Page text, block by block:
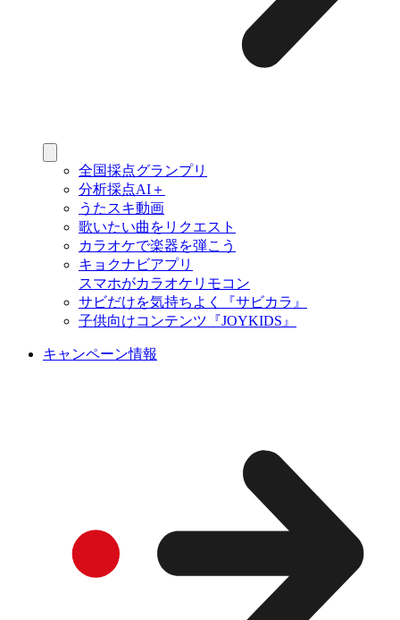
全国採点グランプリ
分析採点AI＋
うたスキ動画
歌いたい曲をリクエスト
カラオケで楽器を弾こう
キョクナビアプリ
スマホがカラオケリモコン
サビだけを気持ちよく『サビカラ』
子供向けコンテンツ『JOYKIDS』
キャンペーン情報